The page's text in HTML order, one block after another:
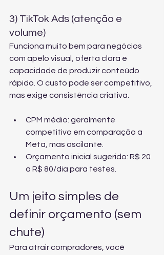
3) TikTok Ads (atenção e
volume)
Funciona muito bem para negócios
com apelo visual, oferta clara e
capacidade de produzir conteúdo
rápido. O custo pode ser competitivo,
mas exige consistência criativa.
CPM médio: geralmente
competitivo em comparação a
Meta, mas oscilante.
Orçamento inicial sugerido: R$ 20
a R$ 80/dia para testes.
Um jeito simples de
definir orçamento (sem
chute)
Para atrair compradores, você